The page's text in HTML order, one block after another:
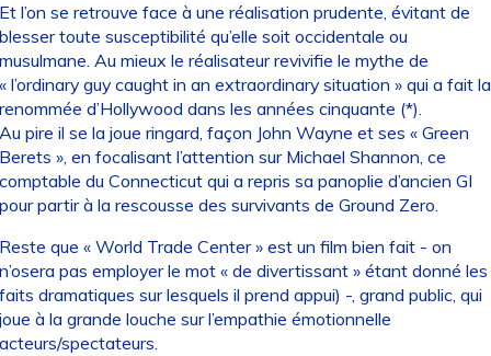
l’on se retrouve face à une réalisation prudente, évitant de
toute susceptibilité qu’elle soit occidentale ou
Au mieux le réalisateur revivifie le mythe de
l’ordinary guy caught in an extraordinary situation » qui a fait la
d’Hollywood dans les années cinquante (*).
pire il se la joue ringard, façon John Wayne et ses « Green
», en focalisant l’attention sur Michael Shannon, ce
du Connecticut qui a repris sa panoplie d’ancien GI
partir à la rescousse des survivants de Ground Zero.
que « World Trade Center » est un film bien fait - on
pas employer le mot « de divertissant » étant donné les
dramatiques sur lesquels il prend appui) -, grand public, qui
à la grande louche sur l’empathie émotionnelle
spectateurs.